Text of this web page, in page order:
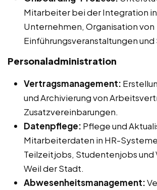
Mitarbeiter bei der Integration
Unternehmen, Organisation von
Einführungsveranstaltungen und
Personaladministration
Vertragsmanagement:
und Archivierung von
Zusatzvereinbarungen.
Datenpflege: Pflege und
Mitarbeiterdaten in HR-
Teilzeitjobs, Studentenjobs und
Weil der Stadt.
Abwesenheitsmanagement: